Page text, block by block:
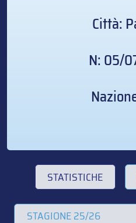
Città:
N: 05/
STATISTICHE